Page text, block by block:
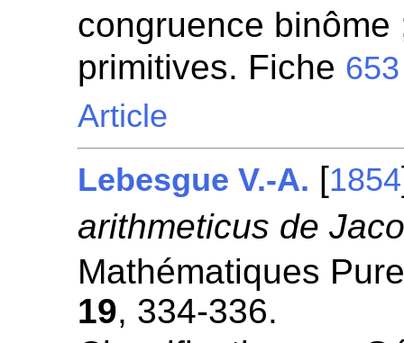
congruence
primitives. Fiche 653
Article
Lebesgue V.-A. [1854
arithmeticus de
Mathématiques
19, 334-336.